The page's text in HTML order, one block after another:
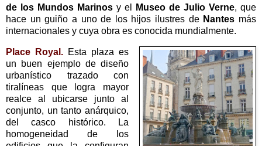
de los Mundos Marinos y el Museo de Julio Verne, que
hace un guiño a uno de los hijos ilustres de Nantes más
internacionales y cuya obra es conocida mundialmente.
Place Royal. Esta plaza es
un buen ejemplo de diseño
urbanístico trazado con
tiralíneas que logra mayor
realce al ubicarse junto al
conjunto, un tanto anárquico,
del casco histórico. La
homogeneidad de los